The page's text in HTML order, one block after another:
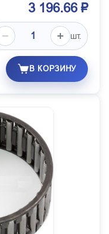
3 196.66 ₽
шт.
В КОРЗИНУ